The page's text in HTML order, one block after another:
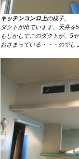
キッチンコンロ上の様子。
ダクトが出ています。天井を
もしかしてこのダクトが、5
おさまっている・・・のでし